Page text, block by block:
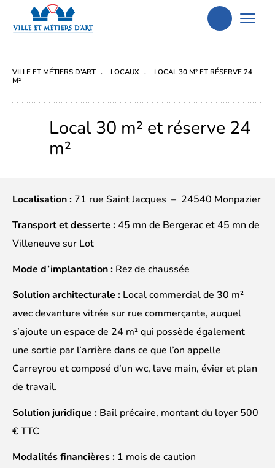
Aller
VILLE ET MÉTIERS D’ART LOCAUX
LOCAL 30 M² ET RÉSERVE 24
M²
Local 30 m² et réserve 24
m²
Localisation : 71 rue Saint Jacques – 24540 Monpazier
Transport et desserte :45 mn de Bergerac et 45 mn de
Villeneuve sur Lot
Mode d’implantation : Rez de chaussée
Solution architecturale : Local commercial de 30 m²
avec devanture vitrée sur rue commerçante, auquel
s’ajoute un espace de 24 m² qui possède également
une sortie par l’arrière dans ce que l’on appelle
Carreyrou et composé d’un wc, lave main, évier et plan
de travail.
Solution juridique : Bail précaire, montant du loyer 500
€ TTC
Modalités financières : 1 mois de caution